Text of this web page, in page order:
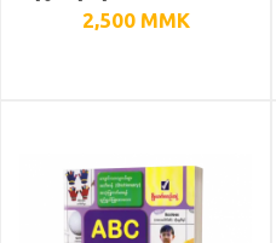
2,500 MMK